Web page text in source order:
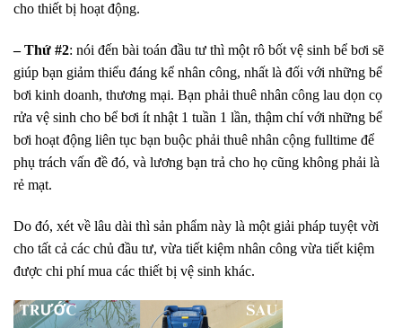
cho thiết bị hoạt động.
– Thứ #2: nói đến bài toán đầu tư thì một rô bốt vệ sinh bể bơi sẽ
giúp bạn giảm thiểu đáng kể nhân công, nhất là đối với những bể
bơi kinh doanh, thương mại. Bạn phải thuê nhân công lau dọn cọ
rửa vệ sinh cho bể bơi ít nhật 1 tuần 1 lần, thậm chí với những bể
bơi hoạt động liên tục bạn buộc phải thuê nhân cộng fulltime để
phụ trách vấn đề đó, và lương bạn trả cho họ cũng không phải là
rẻ mạt.
Do đó, xét về lâu dài thì sản phẩm này là một giải pháp tuyệt vời
cho tất cả các chủ đầu tư, vừa tiết kiệm nhân công vừa tiết kiệm
được chi phí mua các thiết bị vệ sinh khác.